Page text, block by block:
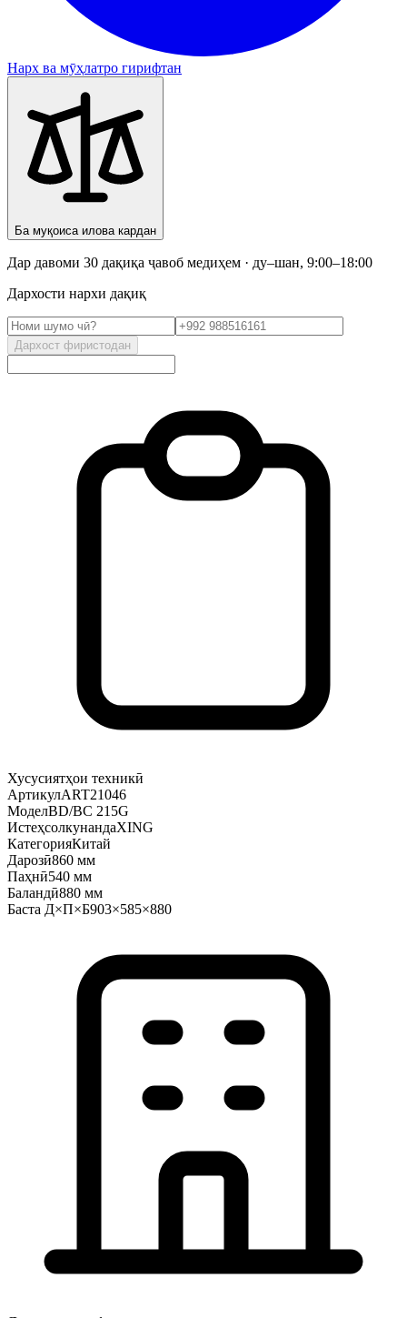
Нарх ва мӯҳлатро гирифтан
Ба муқоиса илова кардан
Дар давоми 30 дақиқа ҷавоб медиҳем · ду–шан, 9:00–18:00
Дархости нархи дақиқ
Дархост фиристодан
Хусусиятҳои техникӣ
АртикулART21046
МоделBD/BC 215G
ИстеҳсолкунандаXING
КатегорияКитай
Дарозӣ860 мм
Паҳнӣ540 мм
Баландӣ880 мм
Баста Д×П×Б903×585×880